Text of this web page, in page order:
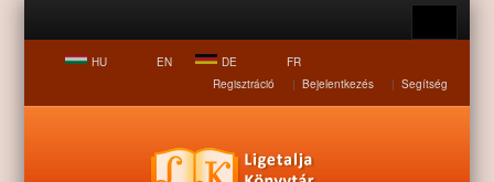
HU EN DE
FR
Regisztráció
| Bejelentkezés | Segítség